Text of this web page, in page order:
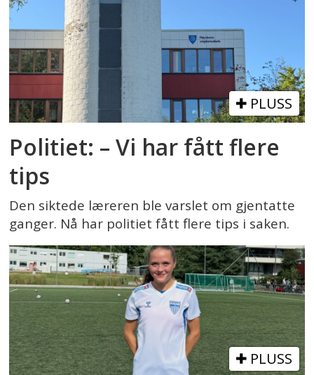
PLUSS
Politiet: – Vi har fått flere
tips
Den siktede læreren ble varslet om gjentatte
ganger. Nå har politiet fått flere tips i saken.
PLUSS